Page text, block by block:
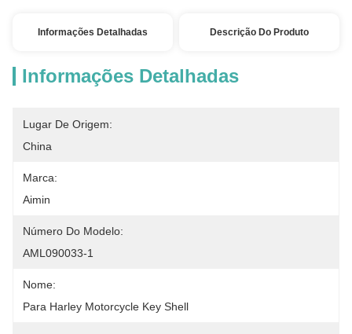
Informações Detalhadas Descrição Do Produto
Informações Detalhadas
Lugar De Origem:
China
Marca:
Aimin
Número Do Modelo:
AML090033-1
Nome:
Para Harley Motorcycle Key Shell